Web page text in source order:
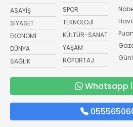
ASAYİŞ
SİYASET
EKONOMİ
DÜNYA
SAĞLIK
SPOR
TEKNOLOJİ
KÜLTÜR-SANAT
YAŞAM
RÖPORTAJ
Whatsapp